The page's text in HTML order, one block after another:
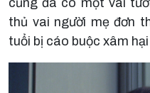
thủ vai người mẹ đơn
tuổi bị cáo buộc xâm